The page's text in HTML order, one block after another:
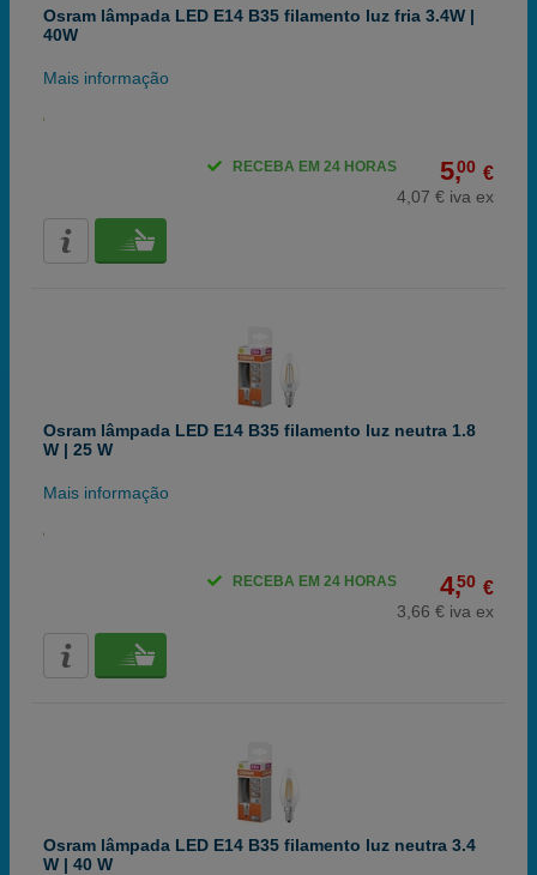
Osram lâmpada LED E14 B35 filamento luz fria 3.4W |
40W
Mais informação
5,00 €
4,07 € iva ex
RECEBA EM 24 HORAS
Osram lâmpada LED E14 B35 filamento luz neutra 1.8
W | 25 W
Mais informação
4,50 €
3,66 € iva ex
RECEBA EM 24 HORAS
Osram lâmpada LED E14 B35 filamento luz neutra 3.4
W | 40 W